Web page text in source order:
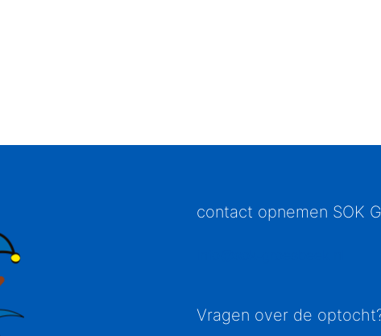
contact opnemen SOK
Vragen over de